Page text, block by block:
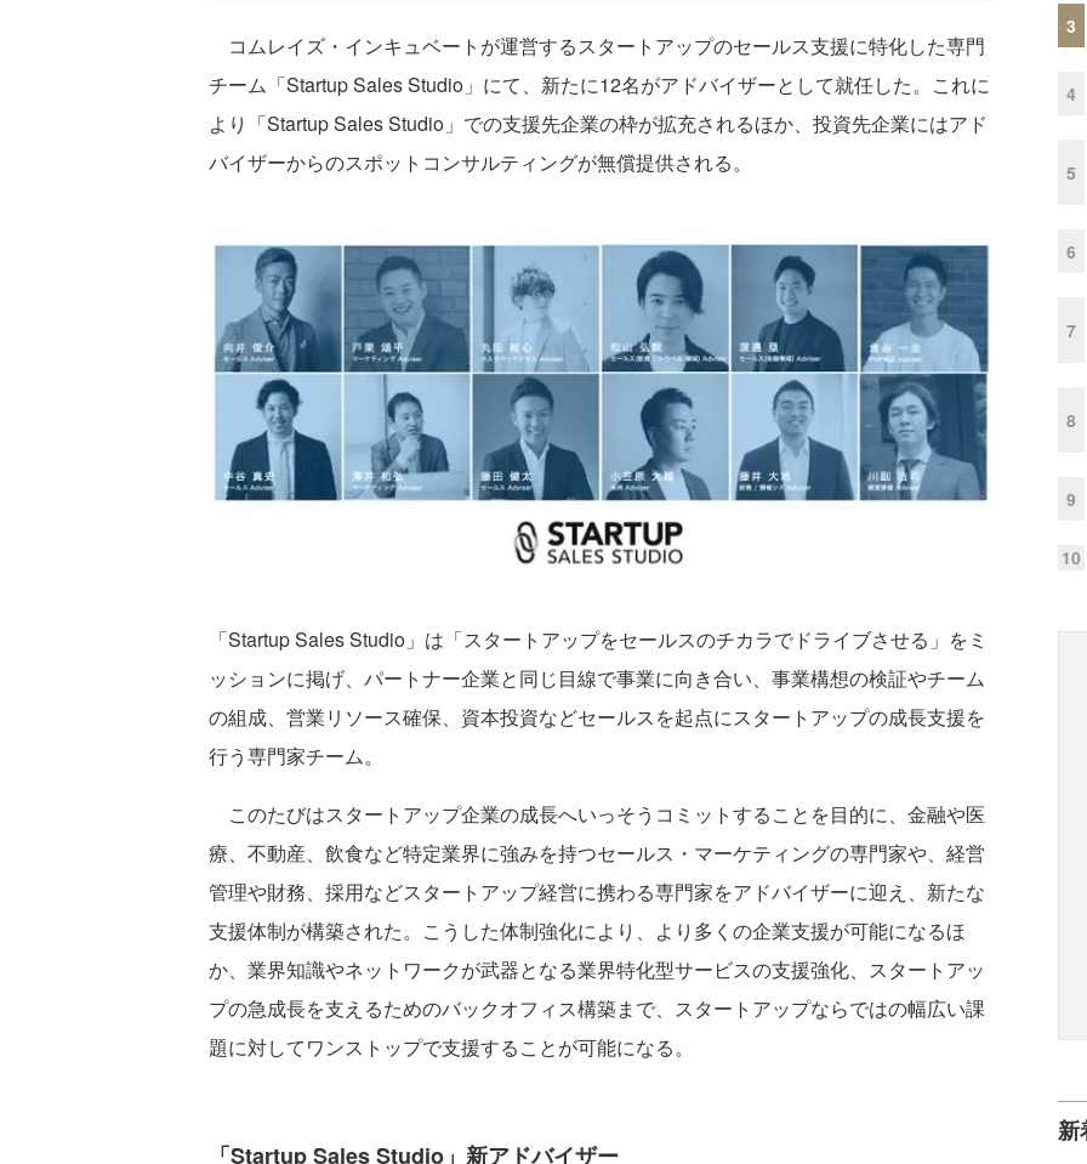
コムレイズ・インキュベートが運営するスタートアップのセールス支援に特化した専門
チーム「Startup Sales Studio」にて、新たに12名がアドバイザーとして就任した。これに
より「Startup Sales Studio」での支援先企業の枠が拡充されるほか、投資先企業にはアド
バイザーからのスポットコンサルティングが無償提供される。
「Startup Sales Studio」は「スタートアップをセールスのチカラでドライブさせる」をミ
ッションに掲げ、パートナー企業と同じ目線で事業に向き合い、事業構想の検証やチーム
の組成、営業リソース確保、資本投資などセールスを起点にスタートアップの成長支援を
行う専門家チーム。
このたびはスタートアップ企業の成長へいっそうコミットすることを目的に、金融や医
療、不動産、飲食など特定業界に強みを持つセールス・マーケティングの専門家や、経営
管理や財務、採用などスタートアップ経営に携わる専門家をアドバイザーに迎え、新たな
支援体制が構築された。こうした体制強化により、より多くの企業支援が可能になるほ
か、業界知識やネットワークが武器となる業界特化型サービスの支援強化、スタートアッ
プの急成長を支えるためのバックオフィス構築まで、スタートアップならではの幅広い課
題に対してワンストップで支援することが可能になる。
「Startup Sales Studio」新アドバイザー
3
4
5
6
7
8
9
10
新